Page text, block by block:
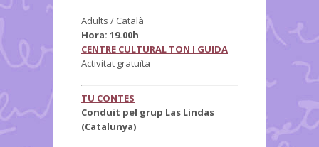
Adults / Català
Hora: 19.00h
CENTRE CULTURAL TON I GUIDA
Activitat gratuïta
TU CONTES
Conduït pel grup Las Lindas
(Catalunya)